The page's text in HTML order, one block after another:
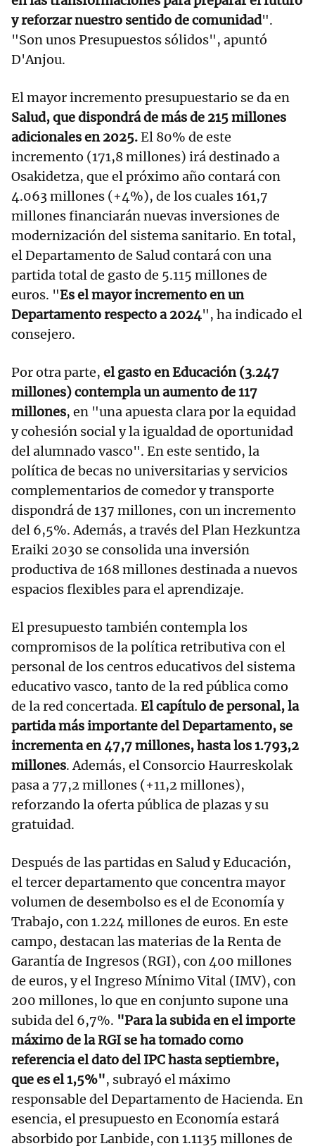
y reforzar nuestro sentido de comunidad".
"Son unos Presupuestos sólidos", apuntó
D'Anjou.
El mayor incremento presupuestario se da en
Salud, que dispondrá de más de 215 millones
adicionales en 2025.El 80% de este
incremento (171,8 millones) irá destinado a
Osakidetza, que el próximo año contará con
4.063 millones (+4%), de los cuales 161,7
millones financiarán nuevas inversiones de
modernización del sistema sanitario. En total,
el Departamento de Salud contará con una
partida total de gasto de 5.115 millones de
euros. "Es el mayor incremento en un
Departamento respecto a 2024", ha indicado el
consejero.
Por otra parte, el gasto en Educación (3.247
millones) contempla un aumento de 117
millones, en "una apuesta clara por la equidad
y cohesión social y la igualdad de oportunidad
del alumnado vasco". En este sentido, la
política de becas no universitarias y servicios
complementarios de comedor y transporte
dispondrá de 137 millones, con un incremento
del 6,5%. Además, a través del Plan Hezkuntza
Eraiki 2030 se consolida una inversión
productiva de 168 millones destinada a nuevos
espacios flexibles para el aprendizaje.
El presupuesto también contempla los
compromisos de la política retributiva con el
personal de los centros educativos del sistema
educativo vasco, tanto de la red pública como
de la red concertada. El capítulo de personal, la
partida más importante del Departamento, se
incrementa en 47,7 millones, hasta los 1.793,2
millones. Además, el Consorcio Haurreskolak
pasa a 77,2 millones (+11,2 millones),
reforzando la oferta pública de plazas y su
gratuidad.
Después de las partidas en Salud y Educación,
el tercer departamento que concentra mayor
volumen de desembolso es el de Economía y
Trabajo, con 1.224 millones de euros. En este
campo, destacan las materias de la Renta de
Garantía de Ingresos (RGI), con 400 millones
de euros, y el Ingreso Mínimo Vital (IMV), con
200 millones, lo que en conjunto supone una
subida del 6,7%. "Para la subida en el importe
máximo de la RGI se ha tomado como
referencia el dato del IPC hasta septiembre,
que es el 1,5%", subrayó el máximo
responsable del Departamento de Hacienda. En
esencia, el presupuesto en Economía estará
absorbido por Lanbide, con 1.1135 millones de